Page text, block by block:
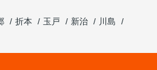
折本 玉戸 新治
川島